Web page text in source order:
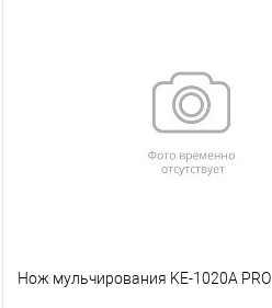
Нож мульчирования KE-1020A PRO